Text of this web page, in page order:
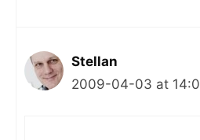
Stellan
2009-04-03 at